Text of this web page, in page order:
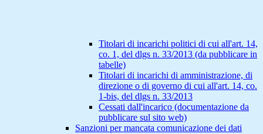
Titolari di incarichi politici di cui all'art. 14,
co. 1, del dlgs n. 33/2013 (da pubblicare in
tabelle)
Titolari di incarichi di amministrazione, di
direzione o di governo di cui all'art. 14, co.
1-bis, del dlgs n. 33/2013
Cessati dall'incarico (documentazione da
pubblicare sul sito web)
Sanzioni per mancata comunicazione dei dati